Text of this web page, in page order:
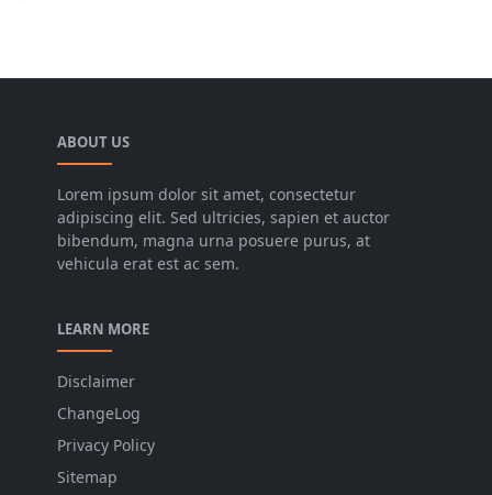
ABOUT US
Lorem ipsum dolor sit amet, consectetur
adipiscing elit. Sed ultricies, sapien et auctor
bibendum, magna urna posuere purus, at
vehicula erat est ac sem.
LEARN MORE
Disclaimer
ChangeLog
Privacy Policy
Sitemap